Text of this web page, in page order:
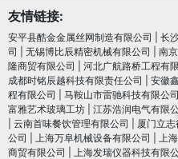
友情链接:
安平县酷金金属丝网制造有限公司 长
司
无锡博比辰精密机械有限公司 南
隆商贸有限公司
河北广航路桥工程有
成都时铭辰越科技有限责任公司
安徽
程有限公司
马鞍山市雷驰科技有限公司
富雅艺术玻璃工坊
江苏浩润电⽓有限
云南首味餐饮管理有限公司 厦门立
公司
上海万阜机械设备有限公司 上
商贸有限公司
上海发瑞仪器科技有限